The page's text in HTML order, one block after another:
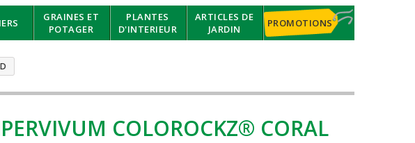
GRAINES ET
POTAGER
PLANTES
D'INTERIEUR
ARTICLES DE
JARDIN
PROMOTIONS
COLOROCKZ® CORAL